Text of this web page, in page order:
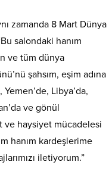
zamanda 8 Mart Dünya
salondaki hanım
ve tüm dünya
şahsım, eşim adına
Libya’da,
ve gönül
ve haysiyet mücadelesi
hanım kardeşlerime
iletiyorum.”